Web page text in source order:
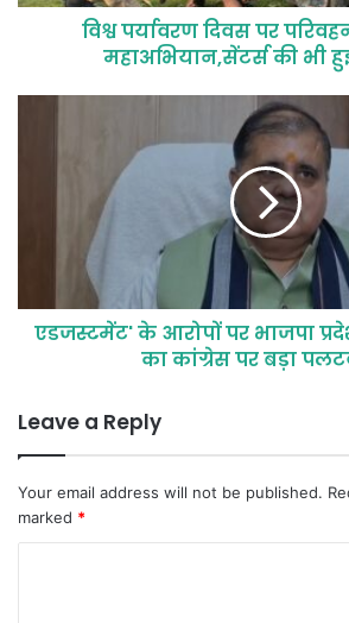
विश्व पर्यावरण दिवस पर
महाअभियान,सेंटर्स की भी
एडजस्टमेंट' के आरोपों पर भाजपा
का कांग्रेस पर बड़ा
Leave a Reply
Your email address will not be published.
marked *